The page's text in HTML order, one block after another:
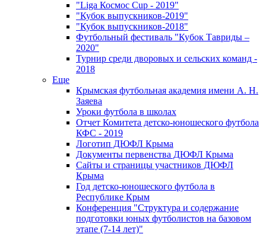
"Liga Космос Cup - 2019"
"Кубок выпускников-2019"
"Кубок выпускников-2018"
Футбольный фестиваль "Кубок Тавриды –
2020"
Турнир среди дворовых и сельских команд -
2018
Еще
Крымская футбольная академия имени А. Н.
Заяева
Уроки футбола в школах
Отчет Комитета детско-юношеского футбола
КФС - 2019
Логотип ДЮФЛ Крыма
Документы первенства ДЮФЛ Крыма
Сайты и страницы участников ДЮФЛ
Крыма
Год детско-юношеского футбола в
Республике Крым
Конференция "Структура и содержание
подготовки юных футболистов на базовом
этапе (7-14 лет)"